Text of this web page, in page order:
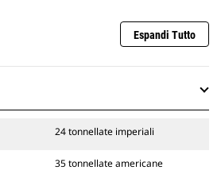
Espandi Tutto
24 tonnellate imperiali
35 tonnellate americane